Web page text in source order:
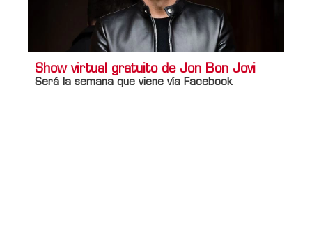
Show virtual gratuito de Jon Bon Jovi
Será la semana que viene vía Facebook